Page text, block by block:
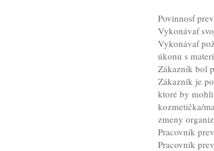
Povinnosť
Vykonávať
Vykonávať
úkonu s
Zákazník bol
Zákazník je
ktoré by
kozmetička/
zmeny
Pracovník
Pracovník